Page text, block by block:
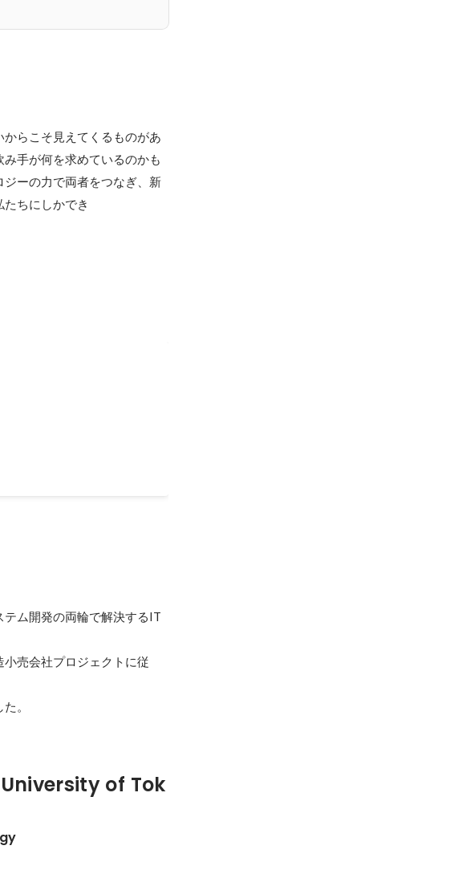
らこそ見えてくるものがあ
手が何を求めているのかも
ーの力で両者をつなぎ、新
ちにしかでき
ム開発の両輪で解決するIT
売会社プロジェクトに従
。
of Tok